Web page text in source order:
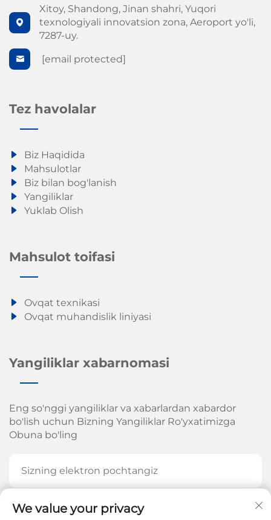
Xitoy, Shandong, Jinan shahri, Yuqori
texnologiyali innovatsion zona, Aeroport yo'li,
7287-uy.
[email protected]
Tez havolalar
Biz Haqidida
Mahsulotlar
Biz bilan bog'lanish
Yangiliklar
Yuklab Olish
Mahsulot toifasi
Ovqat texnikasi
Ovqat muhandislik liniyasi
Yangiliklar xabarnomasi
Eng so'nggi yangiliklar va xabarlardan xabardor
bo'lish uchun Bizning Yangiliklar Ro'yxatimizga
Obuna bo'ling
HOZIR OBUNA BOʻLING
We value your privacy